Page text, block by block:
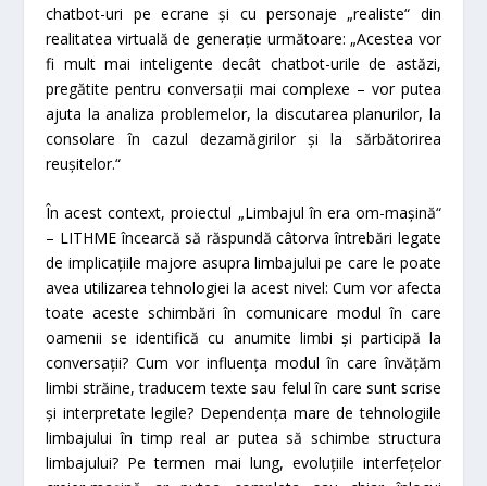
chatbot-uri pe ecrane și cu personaje „realiste“ din
realitatea virtuală de generație următoare: „Acestea vor
fi mult mai inteligente decât chatbot-urile de astăzi,
pregătite pentru conversații mai complexe – vor putea
ajuta la analiza problemelor, la discutarea planurilor, la
consolare în cazul dezamăgirilor și la sărbătorirea
reușitelor.“
În acest context, proiectul „Limbajul în era om-mașină“
– LITHME încearcă să răspundă câtorva întrebări legate
de implicațiile majore asupra limbajului pe care le poate
avea utilizarea tehnologiei la acest nivel: Cum vor afecta
toate aceste schimbări în comunicare modul în care
oamenii se identifică cu anumite limbi și participă la
conversații? Cum vor influența modul în care învățăm
limbi străine, traducem texte sau felul în care sunt scrise
și interpretate legile? Dependența mare de tehnologiile
limbajului în timp real ar putea să schimbe structura
limbajului? Pe termen mai lung, evoluțiile interfețelor